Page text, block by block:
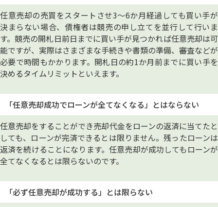
任意売却の売買をスタートさせ3～6か月経過しても買い手が
決まらない場合、債権者は競売の申し立てを並行して行いま
す。競売の開札日前日までに買い手が見つかれば任意売却は可
能ですが、実際はさまざまな手続きや書類の準備、審査などが
必要で時間もかかります。開札日の約1か月前までに買い手を
決めるタイムリミットといえます。
「任意売却成功でローンが全てなくなる」とはならない
任意売却をすることができ売却代金をローンの返済に当てたと
しても、ローンが完済できるとは限りません。残ったローンは
返済を続けることになります。任意売却が成功してもローンが
全てなくなるとは限らないのです。
「必ず任意売却が成功する」とは限らない